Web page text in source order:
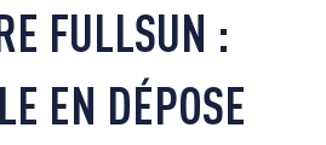
FULLSUN :
EN DÉPOSE